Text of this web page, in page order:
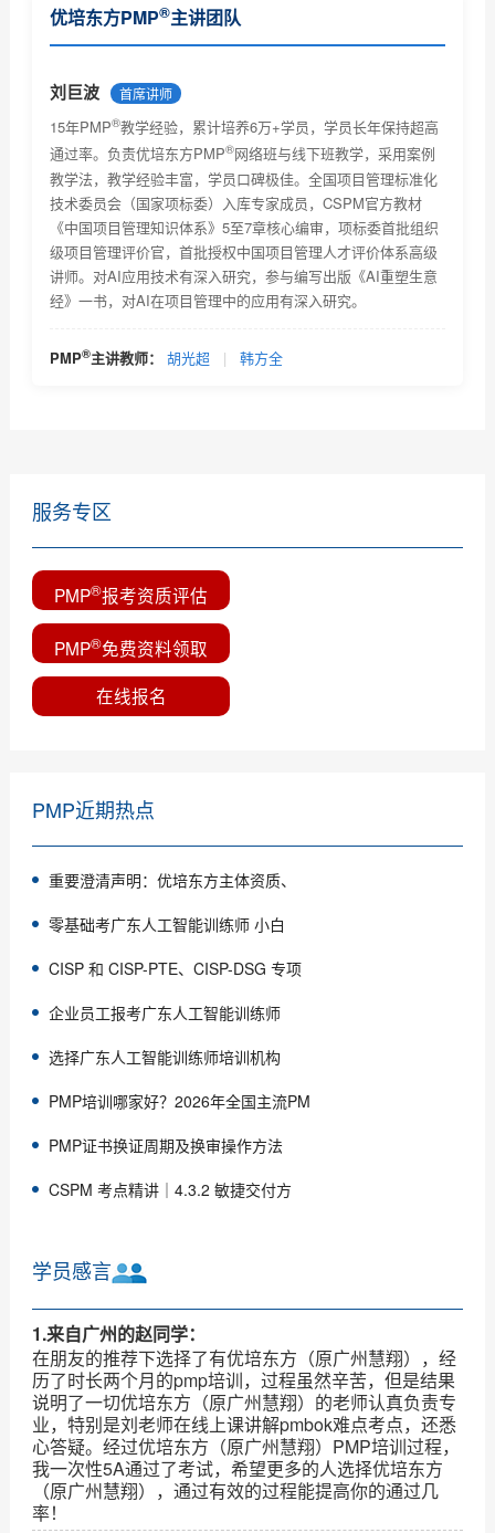
三峡工程的进度管理案例
通过里程碑式控制软件项目管理进度
项目管理中的团队管理
软件开发项目进度控制浅淡
航天飞行器项目管理案例分享
项目管理中频繁的需求变更引发的思考
PMP培训教你做一个优秀的项目经理
PMP认证——项目启动中商业论证知识分享
优培东方PMP®主讲团队
刘巨波 首席讲师
15年PMP®教学经验，累计培养6万+学员，学员长年保持超高
通过率。负责优培东方PMP®网络班与线下班教学，采用案例
教学法，教学经验丰富，学员口碑极佳。全国项目管理标准化
技术委员会（国家项标委）入库专家成员，CSPM官方教材
《中国项目管理知识体系》5至7章核心编审，项标委首批组织
级项目管理评价官，首批授权中国项目管理人才评价体系高级
讲师。对AI应用技术有深入研究，参与编写出版《AI重塑生意
经》一书，对AI在项目管理中的应用有深入研究。
PMP®主讲教师： 胡光超 | 韩方全
服务专区
PMP®报考资质评估
PMP®免费资料领取
在线报名
PMP近期热点
重要澄清声明：优培东方主体资质、
零基础考广东人工智能训练师 小白
CISP 和 CISP-PTE、CISP-DSG 专项
企业员工报考广东人工智能训练师
选择广东人工智能训练师培训机构
PMP培训哪家好？2026年全国主流PM
PMP证书换证周期及换审操作方法
CSPM 考点精讲｜4.3.2 敏捷交付方
学员感言
1.来自广州的赵同学：
在朋友的推荐下选择了有优培东方（原广州慧翔），经
历了时长两个月的pmp培训，过程虽然辛苦，但是结果
说明了一切优培东方（原广州慧翔）的老师认真负责专
业，特别是刘老师在线上课讲解pmbok难点考点，还悉
心答疑。经过优培东方（原广州慧翔）PMP培训过程，
我一次性5A通过了考试，希望更多的人选择优培东方
（原广州慧翔），通过有效的过程能提高你的通过几
率！